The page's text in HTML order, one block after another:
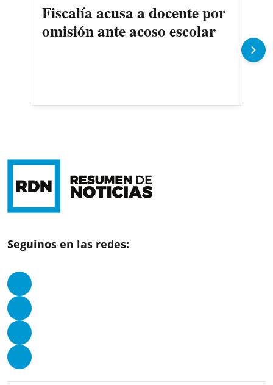
Fiscalía acusa a docente por
omisión ante acoso escolar
Seguinos en las redes: